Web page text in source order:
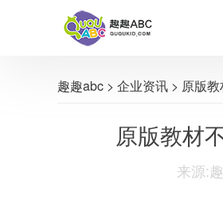
趣趣abc > 企业资讯 > 原版
原版教材
来源: